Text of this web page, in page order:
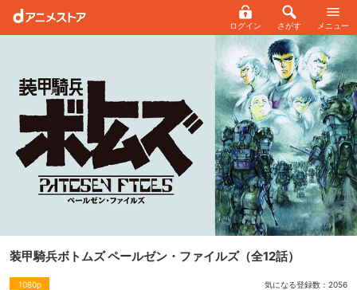
ログイン さがす メニュー
装甲騎兵ボトムズ ペールゼン・ファイルズ（全12話）
1080p 気になる登録数： 2056